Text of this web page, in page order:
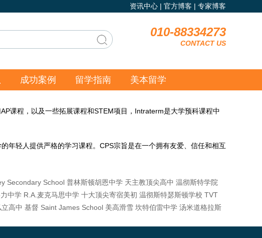
资讯中心 | 官方博客 | 专家博客
010-88334273
CONTACT US
成功案例 留学指南 美本留学
课程，以及一些拓展课程和STEM项目，Intraterm是大学预科课程中
年轻人提供严格的学习课程。CPS宗旨是在一个拥有友爱、信任和相互
Secondary School 普林斯顿胡恩中学 天主教顶尖高中 温彻斯特学院
中学 R.A.麦克马思中学 十大顶尖寄宿美初 温彻斯特瑟斯顿学校 TVT
高中 基督 Saint James School 美高滑雪 坎特伯雷中学 汤米道格拉斯